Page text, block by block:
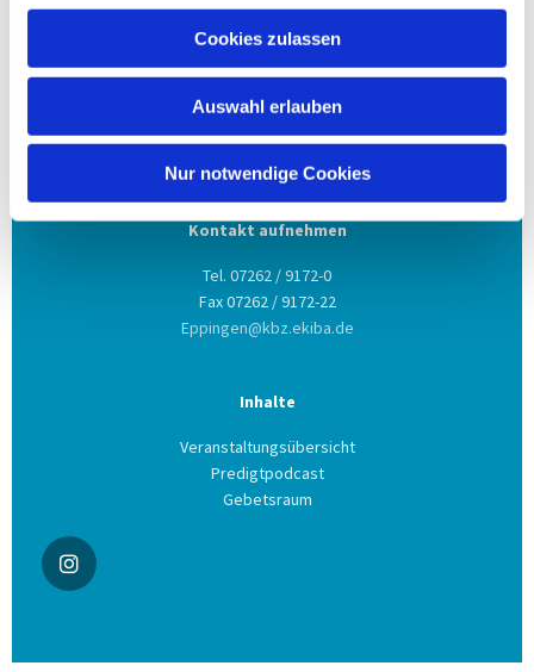
Cookies zulassen
Auswahl erlauben
Nur notwendige Cookies
Evang. Kirchengemeinde Eppingen
Kontakt aufnehmen
Tel. 07262 / 9172-0
Fax 07262 / 9172-22
Eppingen@kbz.ekiba.de
Inhalte
Veranstaltungsübersicht
Predigtpodcast
Gebetsraum